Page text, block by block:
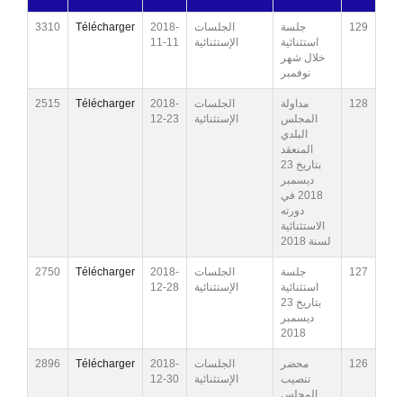
129
جلسة
استثنائية
خلال شهر
نوفمبر
الجلسات
الإستثنائية
2018-
11-11
Télécharger
3310
128
مداولة
المجلس
البلدي
المنعقد
بتاريخ 23
ديسمبر
2018 في
دورته
الاستثنائية
لسنة 2018
الجلسات
الإستثنائية
2018-
12-23
Télécharger
2515
127
جلسة
استثنائية
بتاريخ 23
ديسمبر
2018
الجلسات
الإستثنائية
2018-
12-28
Télécharger
2750
126
محضر
تنصيب
المجلس
الجلسات
الإستثنائية
2018-
12-30
Télécharger
2896